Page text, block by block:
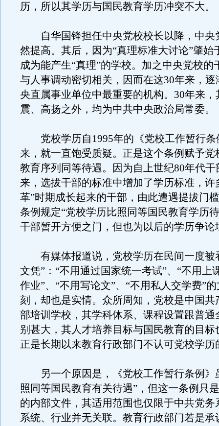
历，所以其学历与国民教育学历冲突不大。
自华国锋担任中央党校校长以降，中央
然提高。其后，因为“真理标准大讨论”肇始
成为能产生“真理”的学校。加之中央党校的
与人事调动密切相关，因而在这30年来，
央直属事业单位中最重要的机构。30年来，
震、高扬之外，均为中共中央政治局常委。
党校学历自1995年的《党校工作暂行条
来，就一直饱受质疑。正是这个条例赋予党
教育序列同等待遇。因为自上世纪80年代干
来，选拔干部的标准中增加了学历标准，许
革”时期成长起来的干部，由此遭遇提拔门
条例规定“党校学历比照同等国民教育学历
干部暂开方便之门，但也为以后的学历争论
有媒体报道说，党校学历在民间一度被
文凭”：“不用通过国家统一考试”、“不用上
作业”、“不用写论文”、“不用私人交学费”
刻，却也是实情。众所周知，党校是中国共
部培训学校，其学科体系、课程设置跟普通
别甚大，其人才培养目标与国民教育的目标
正是长期以来教育行政部门不认可党校学历
另一个原因是，《党校工作暂行条例》
照同等国民教育有关待遇”，但这一条例只
的内部文件，其适用范围也仅限于中共党务
系统、行业并无关联。教育行政部门若是承